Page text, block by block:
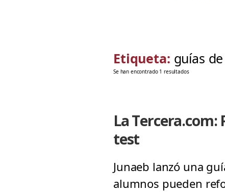
Etiqueta: guías
Se han encontrado 1 resultados
La Tercera.com:
test
Junaeb lanzó una
alumnos pueden